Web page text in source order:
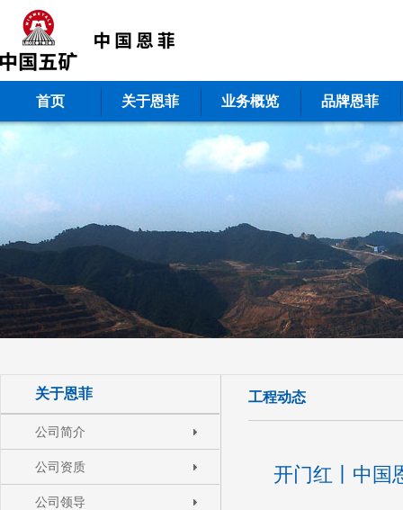
首页 关于恩菲 业务概览 品牌恩菲
关于恩菲
公司简介
公司资质
公司领导
工程动态
开门红丨中国